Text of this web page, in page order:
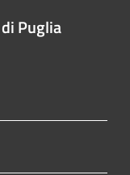
Puglia